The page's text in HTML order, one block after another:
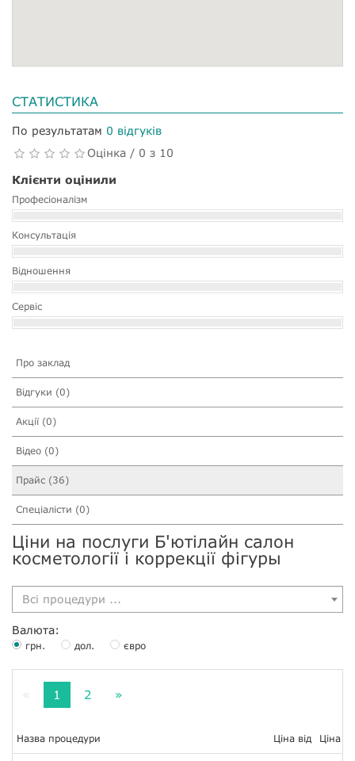
СТАТИСТИКА
По результатам 0 відгуків
Оцінка / 0 з 10
Клієнти оцінили
Професіоналізм
Консультація
Відношення
Сервіс
Про заклад
Відгуки (0)
Акції (0)
Відео (0)
Прайс (36)
Спеціалісти (0)
Ціни на послуги Б'ютілайн салон
косметології і коррекції фігуры
Всі процедури ...
Валюта:
грн. дол. євро
1 2 »
Назва процедури Ціна від Ціна до